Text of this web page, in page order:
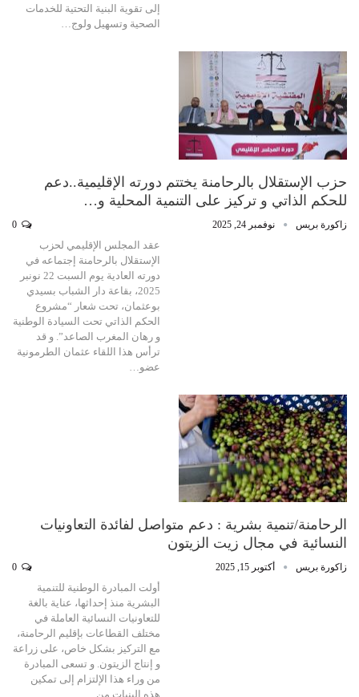
إلى تقوية البنية التحتية للخدمات
الصحية وتسهيل ولوج…
حزب الإستقلال بالرحامنة يختتم دورته الإقليمية..دعم
للحكم الذاتي و تركيز على التنمية المحلية و…
زاكورة بريس نوفمبر 24, 2025
عقد المجلس الإقليمي لحزب
الإستقلال بالرحامنة إجتماعه في
دورته العادية يوم السبت 22 نونبر
2025، بقاعة دار الشباب بسيدي
بوعثمان، تحت شعار “مشروع
الحكم الذاتي تحت السيادة الوطنية
و رهان المغرب الصاعد”. و قد
ترأس هذا اللقاء عثمان الطرمونية
عضو…
الرحامنة/تنمية بشرية : دعم متواصل لفائدة التعاونيات
النسائية في مجال زيت الزيتون
زاكورة بريس أكتوبر 15, 2025
أولت المبادرة الوطنية للتنمية
البشرية منذ إحداثها، عناية بالغة
للتعاونيات النسائية العاملة في
مختلف القطاعات بإقليم الرحامنة،
مع التركيز بشكل خاص، على زراعة
و إنتاج الزيتون. و تسعى المبادرة
من وراء هذا الإلتزام إلى تمكين
هذه البنيات من…